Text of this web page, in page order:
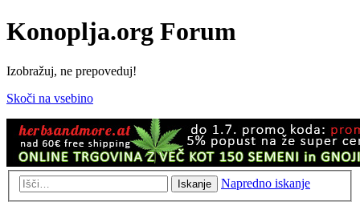
Konoplja.org Forum
Izobražuj, ne prepoveduj!
Skoči na vsebino
Iskanje Napredno iskanje